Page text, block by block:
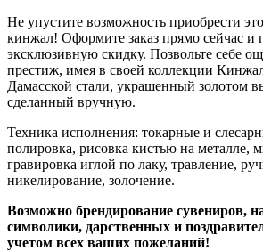
Не упустите возможность приобрести
кинжал! Оформите заказ прямо сейчас и
эксклюзивную скидку. Позвольте себе
престиж, имея в своей коллекции
Дамасской стали, украшенный золотом
сделанный вручную.
Техника исполнения: токарные и
полировка, рисовка кистью на металле,
гравировка иглой по лаку, травление,
никелирование, золочение.
Возможно брендирование сувениров,
символики, дарственных и
учетом всех ваших пожеланий!